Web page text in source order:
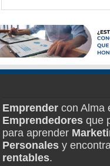
Emprender con Alma
Emprendedores que
para aprender
Personales y
rentables.